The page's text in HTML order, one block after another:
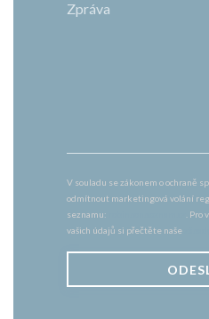
V souladu se zákonem o ochraně
odmítnout marketingová volání
seznamu:
.
vašich údajů si přečtěte naše